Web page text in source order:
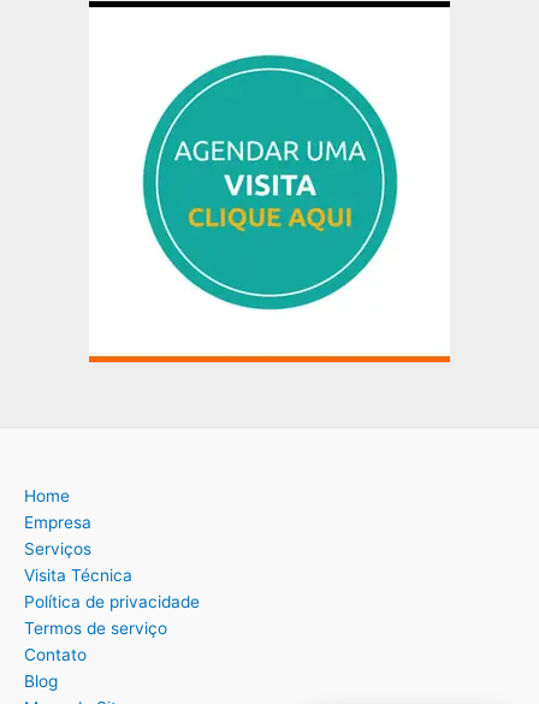
Home
Empresa
Serviços
Visita Técnica
Política de privacidade
Termos de serviço
Contato
Blog